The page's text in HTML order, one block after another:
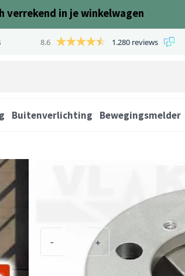
verrekend in je winkelwagen
8.6 1.280 reviews
Buitenverlichting Bewegingsmelder
Op voorraad
Excl. BTW:
Selecteer het aantal
- +